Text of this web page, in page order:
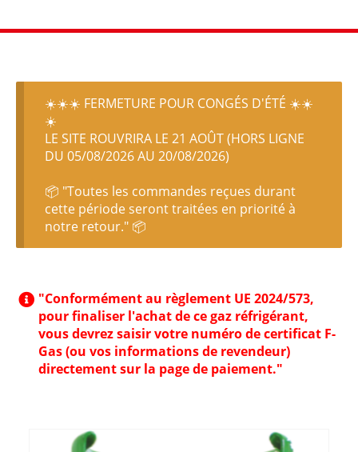
☀️☀️☀️ FERMETURE POUR CONGÉS D'ÉTÉ ☀️☀️
☀️
LE SITE ROUVRIRA LE 21 AOÛT (HORS LIGNE
DU 05/08/2026 AU 20/08/2026)
📦 "Toutes les commandes reçues durant
cette période seront traitées en priorité à
notre retour." 📦
"Conformément au règlement UE 2024/573,
pour finaliser l'achat de ce gaz réfrigérant,
vous devrez saisir votre numéro de certificat F-
Gas (ou vos informations de revendeur)
directement sur la page de paiement."